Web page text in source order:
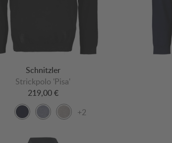
Schnitzler
Strickpolo 'Pisa'
219,00 €
+2